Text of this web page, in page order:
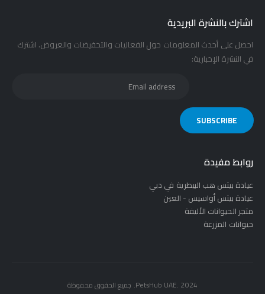
اشترك بالنشرة البريدية
احصل على أحدث المعلومات حول الفعاليات والتخفيضات والعروض. اشترك
في النشرة الإخبارية:
روابط مفيدة
عيادة بيتس هب البيطرية في دبي
عيادة بيتس أواسيس - العين
متجر الحيوانات الأليفة
حيوانات المزرعة
PetsHub UAE. 2024. جميع الحقوق محفوظة